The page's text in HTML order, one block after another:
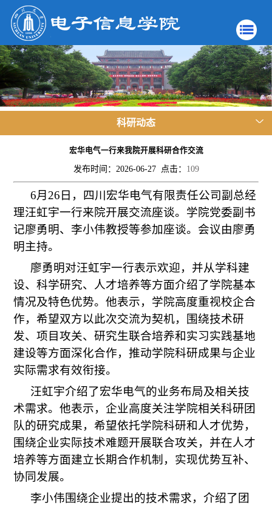
科研动态
宏华电气一行来我院开展科研合作交流
发布时间：2026-06-27 点击： 109
6月26日，四川宏华电气有限责任公司副总经
理汪虹宇一行来院开展交流座谈。学院党委副书
记廖勇明、李小伟教授等参加座谈。会议由廖勇
明主持。
廖勇明对汪虹宇一行表示欢迎，并从学科建
设、科学研究、人才培养等方面介绍了学院基本
情况及特色优势。他表示，学院高度重视校企合
作，希望双方以此次交流为契机，围绕技术研
发、项目攻关、研究生联合培养和实习实践基地
建设等方面深化合作，推动学院科研成果与企业
实际需求有效衔接。
汪虹宇介绍了宏华电气的业务布局及相关技
术需求。他表示，企业高度关注学院相关科研团
队的研究成果，希望依托学院科研和人才优势，
围绕企业实际技术难题开展联合攻关，并在人才
培养等方面建立长期合作机制，实现优势互补、
协同发展。
李小伟围绕企业提出的技术需求，介绍了团